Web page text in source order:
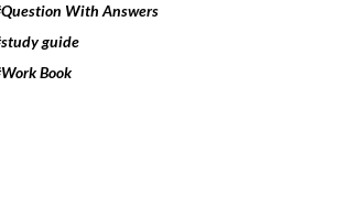
With Answers
guide
Book